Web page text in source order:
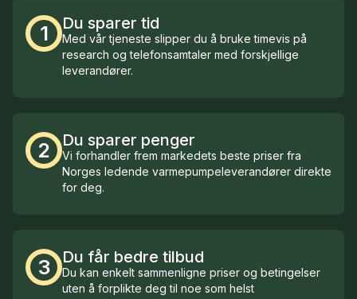
1 Du sparer tid
Med vår tjeneste slipper du å bruke timevis på
research og telefonsamtaler med forskjellige
leverandører.
2 Du sparer penger
Vi forhandler frem markedets beste priser fra
Norges ledende varmepumpeleverandører direkte
for deg.
3 Du får bedre tilbud
Du kan enkelt sammenligne priser og betingelser
uten å forplikte deg til noe som helst